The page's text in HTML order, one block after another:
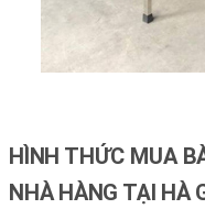
HÌNH THỨC MUA
NHÀ HÀNG TẠI HÀ